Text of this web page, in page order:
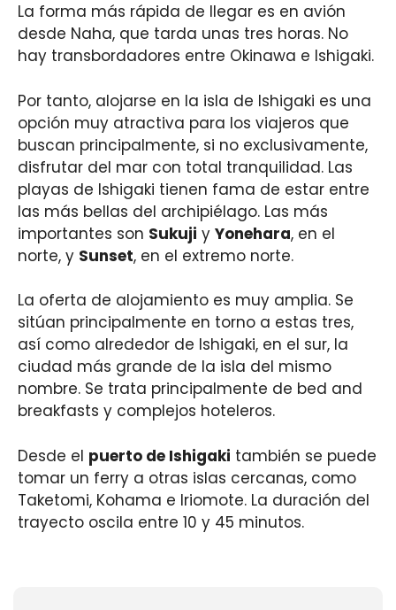
La forma más rápida de llegar es en avión
desde Naha, que tarda unas tres horas. No
hay transbordadores entre Okinawa e Ishigaki.
Por tanto, alojarse en la isla de Ishigaki es una
opción muy atractiva para los viajeros que
buscan principalmente, si no exclusivamente,
disfrutar del mar con total tranquilidad. Las
playas de Ishigaki tienen fama de estar entre
las más bellas del archipiélago. Las más
importantes son Sukuji y Yonehara, en el
norte, y Sunset, en el extremo norte.
La oferta de alojamiento es muy amplia. Se
sitúan principalmente en torno a estas tres,
así como alrededor de Ishigaki, en el sur, la
ciudad más grande de la isla del mismo
nombre. Se trata principalmente de bed and
breakfasts y complejos hoteleros.
Desde el puerto de Ishigaki también se puede
tomar un ferry a otras islas cercanas, como
Taketomi, Kohama e Iriomote. La duración del
trayecto oscila entre 10 y 45 minutos.